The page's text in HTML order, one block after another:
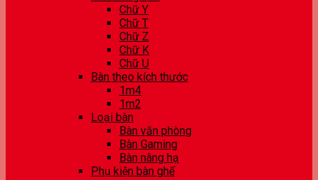
Chữ Y
Chữ T
Chữ Z
Chữ K
Chữ U
Bàn theo kích thước
1m4
1m2
Loại bàn
Bàn văn phòng
Bàn Gaming
Bàn nâng hạ
Phụ kiện bàn ghế